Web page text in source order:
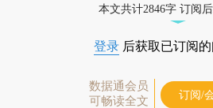
本文共计2846字 订阅
登录 后获取已订阅
数据通会员
可畅读全文
订阅/